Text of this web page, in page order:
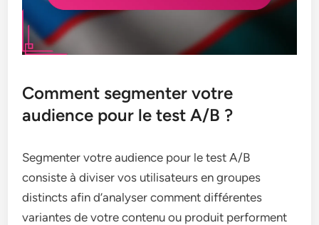
Comment segmenter votre
audience pour le test A/B ?
Segmenter votre audience pour le test A/B
consiste à diviser vos utilisateurs en groupes
distincts afin d’analyser comment différentes
variantes de votre contenu ou produit performent